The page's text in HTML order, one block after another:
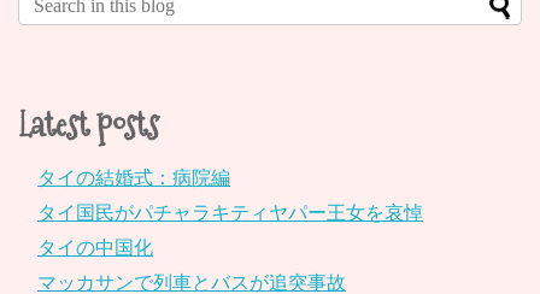
Latest posts
タイの結婚式：病院編
タイ国民がパチャラキティヤパー王女を哀悼
タイの中国化
マッカサンで列車とバスが追突事故